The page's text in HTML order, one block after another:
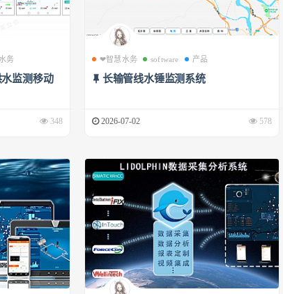
务
监测移动
348
❤智慧水务 software 产品
长输管线水锤监测系统
2026-07-02 578